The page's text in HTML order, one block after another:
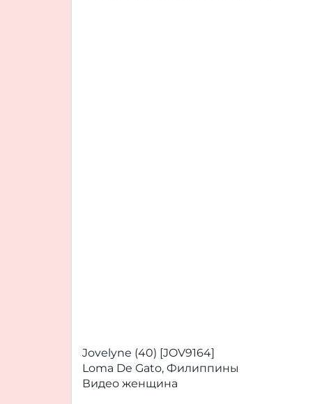
Jovelyne (40) [JOV9164]
Loma De Gato, Филиппины
Видео женщина